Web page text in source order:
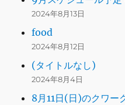
2024年8月13日
food
2024年8月12日
(タイトルなし)
2024年8月4日
8月11日(日)のクワー